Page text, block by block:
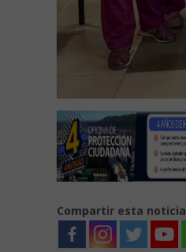
Compartir esta noticia